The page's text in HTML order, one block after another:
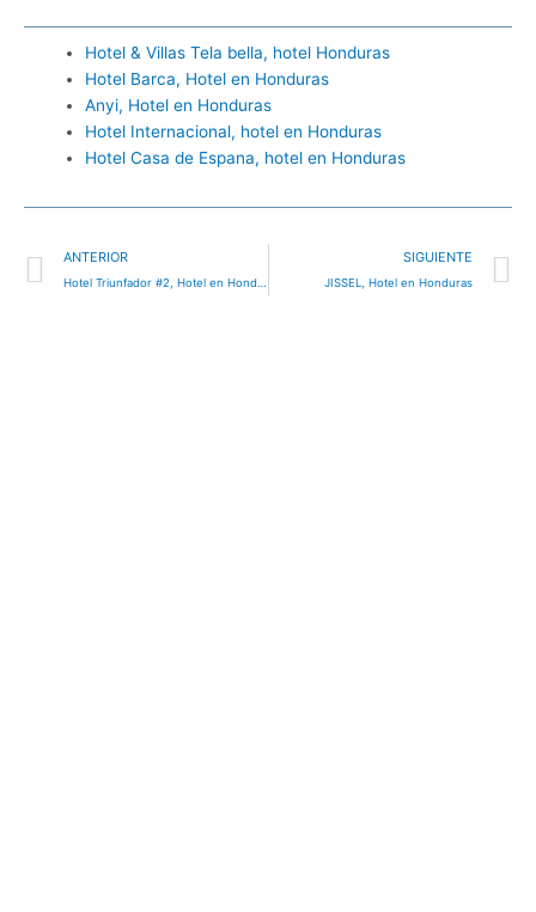
Hotel & Villas Tela bella, hotel Honduras
Hotel Barca, Hotel en Honduras
Anyi, Hotel en Honduras
Hotel Internacional, hotel en Honduras
Hotel Casa de Espana, hotel en Honduras
Ant
ANTERIOR
Hotel Triunfador #2, Hotel en Honduras
SIGUIENTE
JISSEL, Hotel en Honduras